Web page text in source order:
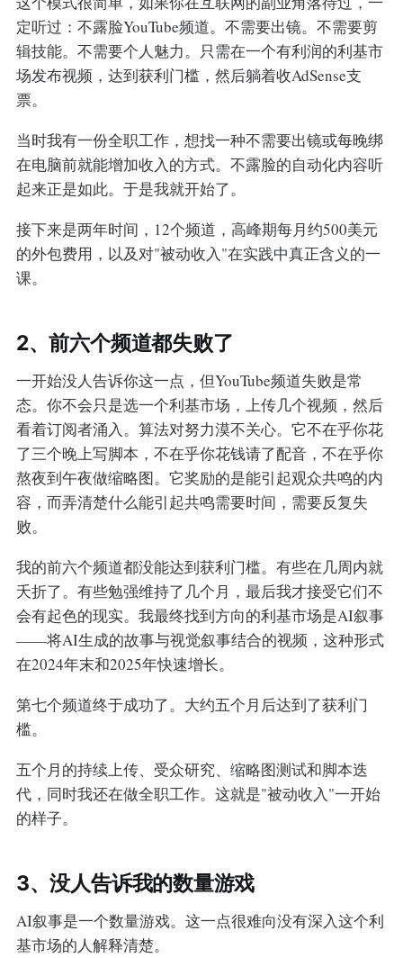
定听过：不露脸YouTube频道。不需要出镜。不需要剪
辑技能。不需要个人魅力。只需在一个有利润的利基市
场发布视频，达到获利门槛，然后躺着收AdSense支
票。
当时我有一份全职工作，想找一种不需要出镜或每晚绑
在电脑前就能增加收入的方式。不露脸的自动化内容听
起来正是如此。于是我就开始了。
接下来是两年时间，12个频道，高峰期每月约500美元
的外包费用，以及对"被动收入"在实践中真正含义的一
课。
2、前六个频道都失败了
一开始没人告诉你这一点，但YouTube频道失败是常
态。你不会只是选一个利基市场，上传几个视频，然后
看着订阅者涌入。算法对努力漠不关心。它不在乎你花
了三个晚上写脚本，不在乎你花钱请了配音，不在乎你
熬夜到午夜做缩略图。它奖励的是能引起观众共鸣的内
容，而弄清楚什么能引起共鸣需要时间，需要反复失
败。
我的前六个频道都没能达到获利门槛。有些在几周内就
夭折了。有些勉强维持了几个月，最后我才接受它们不
会有起色的现实。我最终找到方向的利基市场是AI叙事
——将AI生成的故事与视觉叙事结合的视频，这种形式
在2024年末和2025年快速增长。
第七个频道终于成功了。大约五个月后达到了获利门
槛。
五个月的持续上传、受众研究、缩略图测试和脚本迭
代，同时我还在做全职工作。这就是"被动收入"一开始
的样子。
3、没人告诉我的数量游戏
AI叙事是一个数量游戏。这一点很难向没有深入这个利
基市场的人解释清楚。